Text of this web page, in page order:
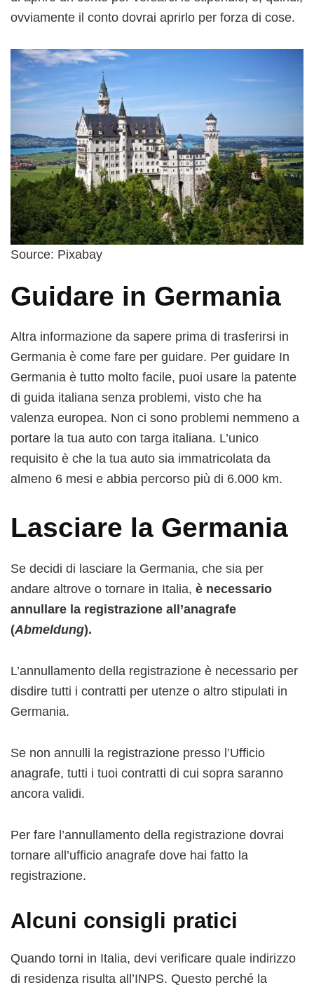
ovviamente il conto dovrai aprirlo per forza di cose.
Source: Pixabay
Guidare in Germania
Altra informazione da sapere prima di trasferirsi in
Germania è come fare per guidare. Per guidare In
Germania è tutto molto facile, puoi usare la patente
di guida italiana senza problemi, visto che ha
valenza europea. Non ci sono problemi nemmeno a
portare la tua auto con targa italiana. L’unico
requisito è che la tua auto sia immatricolata da
almeno 6 mesi e abbia percorso più di 6.000 km.
Lasciare la Germania
Se decidi di lasciare la Germania, che sia per
andare altrove o tornare in Italia, è necessario
annullare la registrazione all’anagrafe
(Abmeldung).
L’annullamento della registrazione è necessario per
disdire tutti i contratti per utenze o altro stipulati in
Germania.
Se non annulli la registrazione presso l’Ufficio
anagrafe, tutti i tuoi contratti di cui sopra saranno
ancora validi.
Per fare l’annullamento della registrazione dovrai
tornare all’ufficio anagrafe dove hai fatto la
registrazione.
Alcuni consigli pratici
Quando torni in Italia, devi verificare quale indirizzo
di residenza risulta all’INPS. Questo perché la